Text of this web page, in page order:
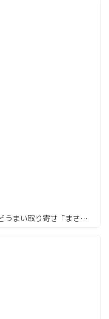
自宅で食べる二郎系、驚くほどうまい取り寄せ「まさ屋」